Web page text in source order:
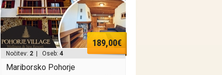
189,00€
Nočitev: 2 | Oseb: 4
Mariborsko Pohorje